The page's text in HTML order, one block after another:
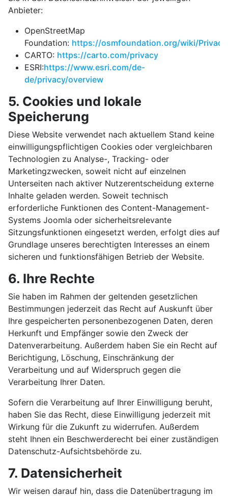
Anbieter:​
OpenStreetMap
Foundation: https://osmfoundation.org/wiki/
CARTO: https://carto.com/privacy
ESRI:https://www.esri.com/de-
de/privacy/overview
5. Cookies und lokale
Speicherung
Diese Website verwendet nach aktuellem Stand keine
einwilligungspflichtigen Cookies oder vergleichbaren
Technologien zu Analyse-, Tracking- oder
Marketingzwecken, soweit nicht auf einzelnen
Unterseiten nach aktiver Nutzerentscheidung externe
Inhalte geladen werden. Soweit technisch
erforderliche Funktionen des Content-Management-
Systems Joomla oder sicherheitsrelevante
Sitzungsfunktionen eingesetzt werden, erfolgt dies auf
Grundlage unseres berechtigten Interesses an einem
sicheren und funktionsfähigen Betrieb der Website.
6. Ihre Rechte
Sie haben im Rahmen der geltenden gesetzlichen
Bestimmungen jederzeit das Recht auf Auskunft über
Ihre gespeicherten personenbezogenen Daten, deren
Herkunft und Empfänger sowie den Zweck der
Datenverarbeitung. Außerdem haben Sie ein Recht auf
Berichtigung, Löschung, Einschränkung der
Verarbeitung und auf Widerspruch gegen die
Verarbeitung Ihrer Daten.
Sofern die Verarbeitung auf Ihrer Einwilligung beruht,
haben Sie das Recht, diese Einwilligung jederzeit mit
Wirkung für die Zukunft zu widerrufen. Außerdem
steht Ihnen ein Beschwerderecht bei einer zuständigen
Datenschutz-Aufsichtsbehörde zu.
7. Datensicherheit
Wir weisen darauf hin, dass die Datenübertragung im